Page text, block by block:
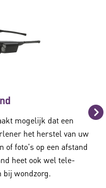
mogelijk dat een
het herstel van uw
of foto's op een afstand
heet ook wel tele-
bij wondzorg.